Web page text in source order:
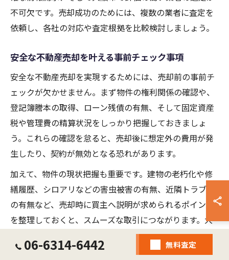
不可欠です。売却成功のためには、複数の業者に査定を
依頼し、各社の対応や査定根拠を比較検討しましょう。
安全な不動産売却を叶える事前チェック事項
安全な不動産売却を実現するためには、売却前の事前チ
ェックが欠かせません。まず物件の権利関係の確認や、
登記簿謄本の取得、ローン残債の有無、そして固定資産
税や管理費の精算状況をしっかり把握しておきましょ
う。これらの確認を怠ると、売却後に想定外の費用が発
生したり、契約が無効となる恐れがあります。
加えて、物件の現状把握も重要です。建物の老朽化や修
繕履歴、シロアリなどの害虫被害の有無、近隣トラブル
の有無など、売却時に買主へ説明が求められるポイント
を整理しておくと、スムーズな取引につながります。大
阪 不動産 高価 買取を狙うなら、物件の魅力や強みもし
っかりまとめておきましょう。
06-6314-6442 無料査定